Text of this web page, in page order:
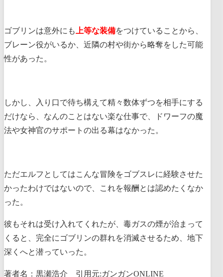
ゴブリンは意外にも 上等な装備をつけていることから、
ブレーン役がいるか、近隣の村や街から略奪をした可能
性があった。
しかし、入り口で待ち構えて精々数体ずつを相手にする
だけなら、なんのことはない楽な仕事で、ドワーフの魔
法や女神官のサポートの出る幕はなかった。
ただエルフとしてはこんな冒険をゴブスレに経験させた
かったわけではないので、これを報酬とは認めたくなか
った。
彼もそれは受け入れてくれたが、毒ガスの煙が治まって
くると、完全にゴブリンの群れを消滅させるため、地下
深くへと潜っていった。
著者名：黒瀬浩介 引用元:ガンガンONLINE